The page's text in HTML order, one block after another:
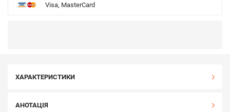
Visa, MasterCard
ХАРАКТЕРИСТИКИ
АНОТАЦІЯ